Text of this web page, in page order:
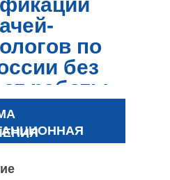
по
без
работы